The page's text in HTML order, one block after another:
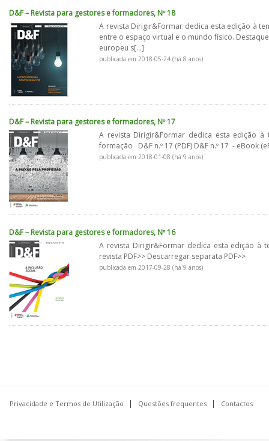
D&F – Revista para gestores e formadores, Nº 18
A revista Dirigir&Formar dedica esta edição à
entre o espaço virtual e o mundo físico.
europeu s[...]
publicada em 2018-05-24 (há 8 anos)
D&F – Revista para gestores e formadores, Nº 17
A revista Dirigir&Formar dedica esta edição
formação D&F n.º 17 (PDF) D&F n.º 17 - eBook
publicada em 2018-01-08 (há 9 anos)
D&F – Revista para gestores e formadores, Nº 16
A revista Dirigir&Formar dedica esta edição à
revista PDF>> Descarregar separata PDF>>
publicada em 2017-09-28 (há 9 anos)
Privacidade e Termos de Utilização Questões frequentes Contactos